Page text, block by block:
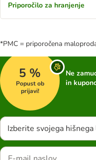
Priporočilo za hranjenje
*PMC = priporočena
5 %
Popust ob
prijavi!
Ne
in
Izberite svojega